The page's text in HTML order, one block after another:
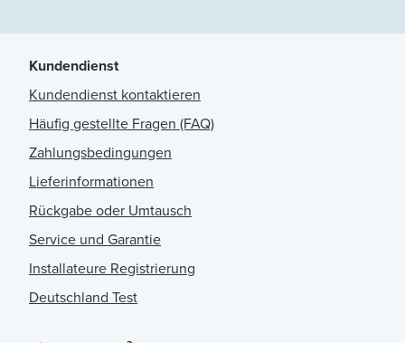
Kundendienst
Kundendienst kontaktieren
Häufig gestellte Fragen (FAQ)
Zahlungsbedingungen
Lieferinformationen
Rückgabe oder Umtausch
Service und Garantie
Installateure Registrierung
Deutschland Test